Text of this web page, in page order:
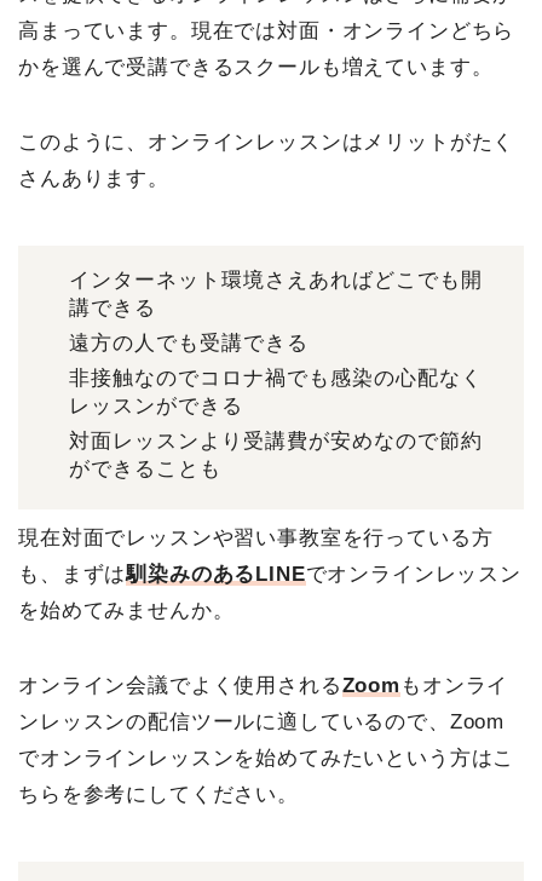
高まっています。現在では対面・オンラインどちら
かを選んで受講できるスクールも増えています。
このように、オンラインレッスンはメリットがたく
さんあります。
インターネット環境さえあればどこでも開
講できる
遠方の人でも受講できる
非接触なのでコロナ禍でも感染の心配なく
レッスンができる
対面レッスンより受講費が安めなので節約
ができることも
現在対面でレッスンや習い事教室を行っている方
も、まずは馴染みのあるLINEでオンラインレッスン
を始めてみませんか。
オンライン会議でよく使用されるZoom もオンライ
ンレッスンの配信ツールに適しているので、Zoom
でオンラインレッスンを始めてみたいという方はこ
ちらを参考にしてください。